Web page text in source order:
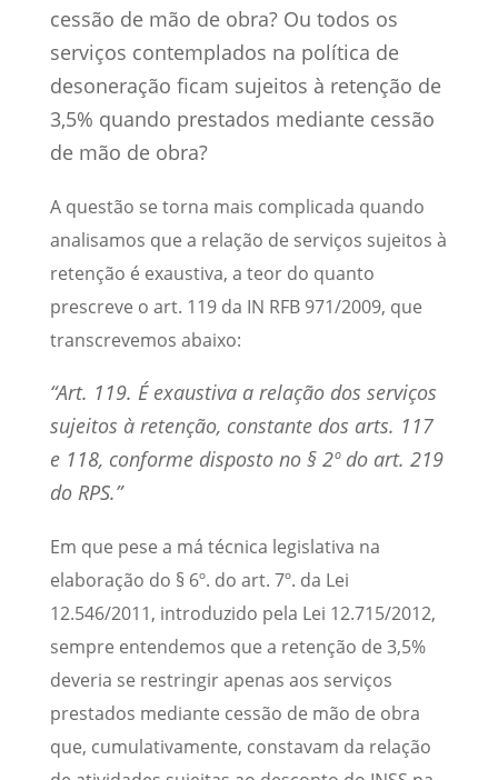
cessão de mão de obra? Ou todos os
serviços contemplados na política de
desoneração ficam sujeitos à retenção de
3,5% quando prestados mediante cessão
de mão de obra?
A questão se torna mais complicada quando
analisamos que a relação de serviços sujeitos à
retenção é exaustiva, a teor do quanto
prescreve o art. 119 da IN RFB 971/2009, que
transcrevemos abaixo:
“Art. 119. É exaustiva a relação dos serviços
sujeitos à retenção, constante dos arts. 117
e 118, conforme disposto no § 2º do art. 219
do RPS.”
Em que pese a má técnica legislativa na
elaboração do § 6º. do art. 7º. da Lei
12.546/2011, introduzido pela Lei 12.715/2012,
sempre entendemos que a retenção de 3,5%
deveria se restringir apenas aos serviços
prestados mediante cessão de mão de obra
que, cumulativamente, constavam da relação